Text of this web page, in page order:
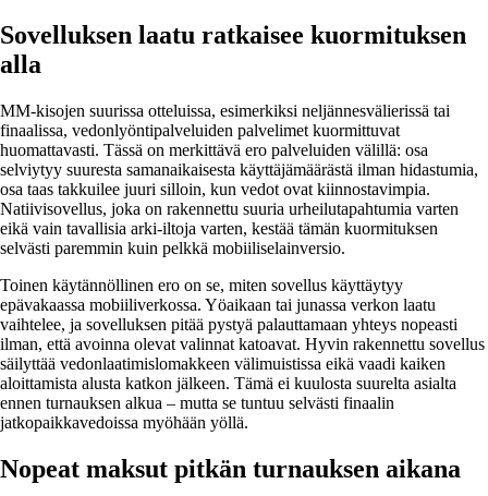
Sovelluksen laatu ratkaisee kuormituksen
alla
MM-kisojen suurissa otteluissa, esimerkiksi neljännesvälierissä tai
finaalissa, vedonlyöntipalveluiden palvelimet kuormittuvat
huomattavasti. Tässä on merkittävä ero palveluiden välillä: osa
selviytyy suuresta samanaikaisesta käyttäjämäärästä ilman hidastumia,
osa taas takkuilee juuri silloin, kun vedot ovat kiinnostavimpia.
Natiivisovellus, joka on rakennettu suuria urheilutapahtumia varten
eikä vain tavallisia arki-iltoja varten, kestää tämän kuormituksen
selvästi paremmin kuin pelkkä mobiiliselainversio.
Toinen käytännöllinen ero on se, miten sovellus käyttäytyy
epävakaassa mobiiliverkossa. Yöaikaan tai junassa verkon laatu
vaihtelee, ja sovelluksen pitää pystyä palauttamaan yhteys nopeasti
ilman, että avoinna olevat valinnat katoavat. Hyvin rakennettu sovellus
säilyttää vedonlaatimislomakkeen välimuistissa eikä vaadi kaiken
aloittamista alusta katkon jälkeen. Tämä ei kuulosta suurelta asialta
ennen turnauksen alkua – mutta se tuntuu selvästi finaalin
jatkopaikkavedoissa myöhään yöllä.
Nopeat maksut pitkän turnauksen aikana